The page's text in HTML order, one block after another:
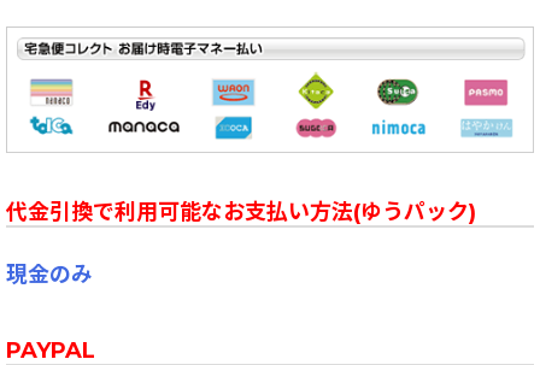
代金引換で利用可能なお支払い方法(ゆうパック)
現金のみ
PAYPAL